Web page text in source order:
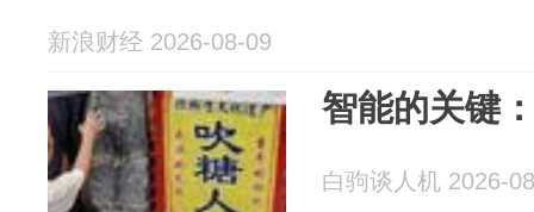
新浪财经 2026-08-09
智能的关键
白驹谈人机 2026-